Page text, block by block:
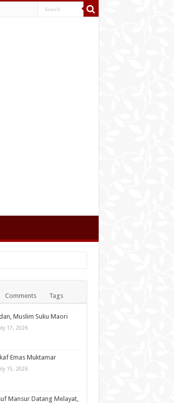
Comments Tags
Muslim Suku Maori
17, 2026
Emas Muktamar
15, 2026
Mansur Datang Melayat,